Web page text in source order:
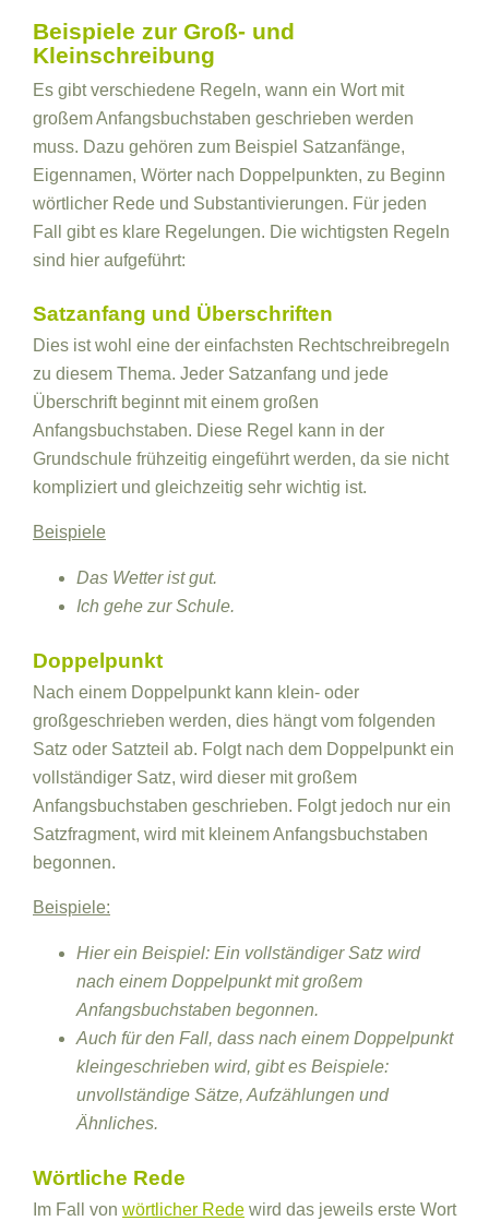
Beispiele zur Groß- und
Kleinschreibung
Es gibt verschiedene Regeln, wann ein Wort mit
großem Anfangsbuchstaben geschrieben werden
muss. Dazu gehören zum Beispiel Satzanfänge,
Eigennamen, Wörter nach Doppelpunkten, zu Beginn
wörtlicher Rede und Substantivierungen. Für jeden
Fall gibt es klare Regelungen. Die wichtigsten Regeln
sind hier aufgeführt:
Satzanfang und Überschriften
Dies ist wohl eine der einfachsten Rechtschreibregeln
zu diesem Thema. Jeder Satzanfang und jede
Überschrift beginnt mit einem großen
Anfangsbuchstaben. Diese Regel kann in der
Grundschule frühzeitig eingeführt werden, da sie nicht
kompliziert und gleichzeitig sehr wichtig ist.
Beispiele
Das Wetter ist gut.
Ich gehe zur Schule.
Doppelpunkt
Nach einem Doppelpunkt kann klein- oder
großgeschrieben werden, dies hängt vom folgenden
Satz oder Satzteil ab. Folgt nach dem Doppelpunkt ein
vollständiger Satz, wird dieser mit großem
Anfangsbuchstaben geschrieben. Folgt jedoch nur ein
Satzfragment, wird mit kleinem Anfangsbuchstaben
begonnen.
Beispiele:
Hier ein Beispiel: Ein vollständiger Satz wird
nach einem Doppelpunkt mit großem
Anfangsbuchstaben begonnen.
Auch für den Fall, dass nach einem Doppelpunkt
kleingeschrieben wird, gibt es Beispiele:
unvollständige Sätze, Aufzählungen und
Ähnliches.
Wörtliche Rede
Im Fall von wörtlicher Rede wird das jeweils erste Wort